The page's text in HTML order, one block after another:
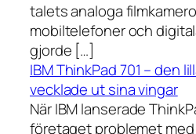
talets analoga
mobiltelefoner och
gjorde […]
IBM ThinkPad 701 – den
vecklade ut sina vingar
När IBM lanserade
företaget problemet med